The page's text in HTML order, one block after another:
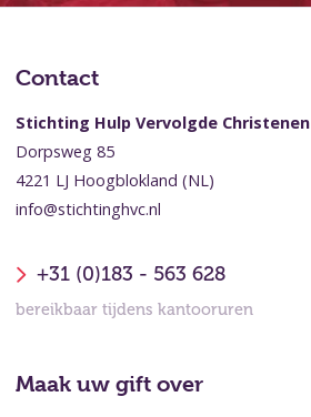
Contact
Stichting Hulp Vervolgde Christenen
Dorpsweg 85
4221 LJ Hoogblokland (NL)
info@stichtinghvc.nl
+31 (0)183 - 563 628
bereikbaar tijdens kantooruren
Maak uw gift over